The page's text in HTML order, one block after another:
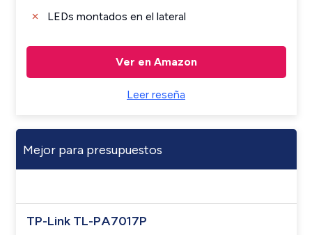
LEDs montados en el lateral
Ver en Amazon
Leer reseña
Mejor para presupuestos
TP-Link TL-PA7017P